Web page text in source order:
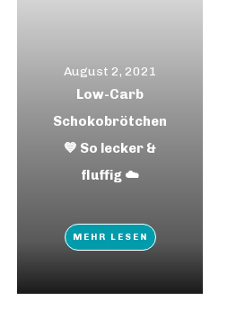
August 2, 2021
Low-Carb
Schokobrötchen
💙 So lecker &
fluffig ☁️
MEHR LESEN